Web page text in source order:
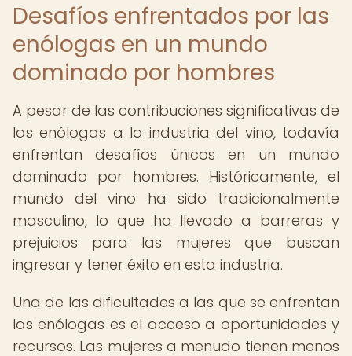
Desafíos enfrentados por las
enólogas en un mundo
dominado por hombres
A pesar de las contribuciones significativas de
las enólogas a la industria del vino, todavía
enfrentan desafíos únicos en un mundo
dominado por hombres. Históricamente, el
mundo del vino ha sido tradicionalmente
masculino, lo que ha llevado a barreras y
prejuicios para las mujeres que buscan
ingresar y tener éxito en esta industria.
Una de las dificultades a las que se enfrentan
las enólogas es el acceso a oportunidades y
recursos. Las mujeres a menudo tienen menos